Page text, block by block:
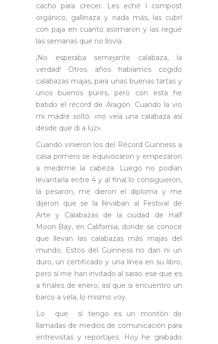
cacho para crecer. Les eché l compost
orgánico, gallinaza y nada más, las cubrí
con paja en cuanto asomaron y las regué
las semanas que no llovía.
¡No esperaba semejante calabaza, la
verdad! Otros años habíamos cogido
calabazas majas, para unas buenas tartas y
unos buenos purés, pero con esta he
batido el récord de Aragón. Cuando la vio
mi madre soltó: «no veía una calabaza así
desde que di a luz».
Cuando vinieron los del Récord Guinness a
casa primero se equivocaron y empezaron
a medirme la cabeza. Luego no podían
levantarla entre 4 y al final lo consiguieron,
la pesaron, me dieron el diploma y me
dijeron que se la llevaban al Festival de
Arte y Calabazas de la ciudad de Half
Moon Bay, en California, donde se conoce
que llevan las calabazas más majas del
mundo. Estos del Guinness no dan ni un
duro, un certificado y una línea en su libro,
pero sí me han invitado al sarao ese que es
a finales de enero, así que si encuentro un
barco a vela, lo mismo voy.
Lo que sí tengo es un montón de
llamadas de medios de comunicación para
entrevistas y reportajes. Hoy he grabado